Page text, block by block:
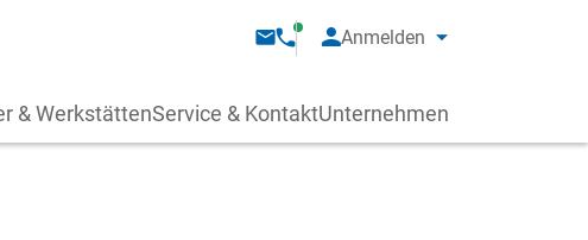
Anmelden
& WerkstättenService & KontaktUnternehmen